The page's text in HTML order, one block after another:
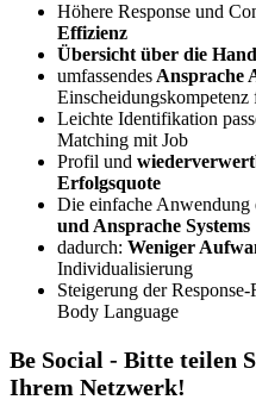
Höhere Response und
Effizienz
Übersicht über die
umfassendes Ansprache
Leichte Identifikation
Matching mit Job
Profil und
Erfolgsquote
Die einfache Anwendung
und Ansprache Systems
dadurch: Weniger
Individualisierung
Steigerung der
Body Language
Be Social - Bitte teilen
Ihrem Netzwerk!